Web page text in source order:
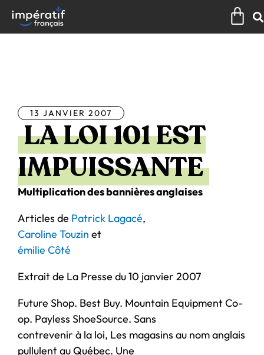
contenu
13 JANVIER 2007
LA LOI 101 EST
IMPUISSANTE
Multiplication des bannières anglaises
Articles de Patrick Lagacé,
Caroline Touzin et
émilie Côté
Extrait de La Presse du 10 janvier 2007
Future Shop. Best Buy. Mountain Equipment Co-
op. Payless ShoeSource. Sans
contrevenir à la loi, Les magasins au nom anglais
pullulent au Québec. Une